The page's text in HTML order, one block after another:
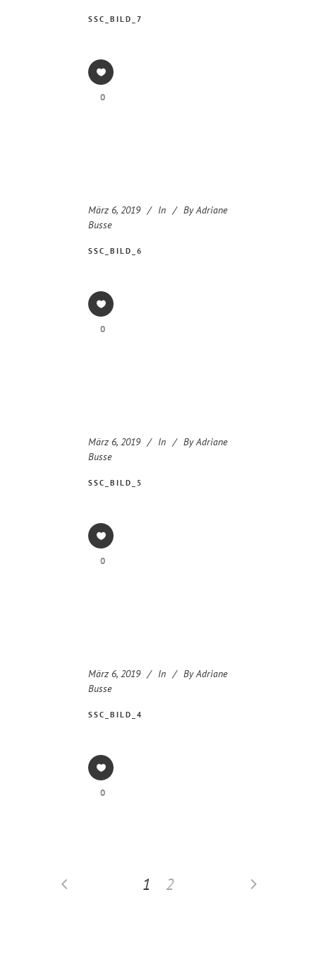
SSC_BILD_7
0
März 6, 2019 In By Adriane
Busse
SSC_BILD_6
0
März 6, 2019 In By Adriane
Busse
SSC_BILD_5
0
März 6, 2019 In By Adriane
Busse
SSC_BILD_4
0
1 2